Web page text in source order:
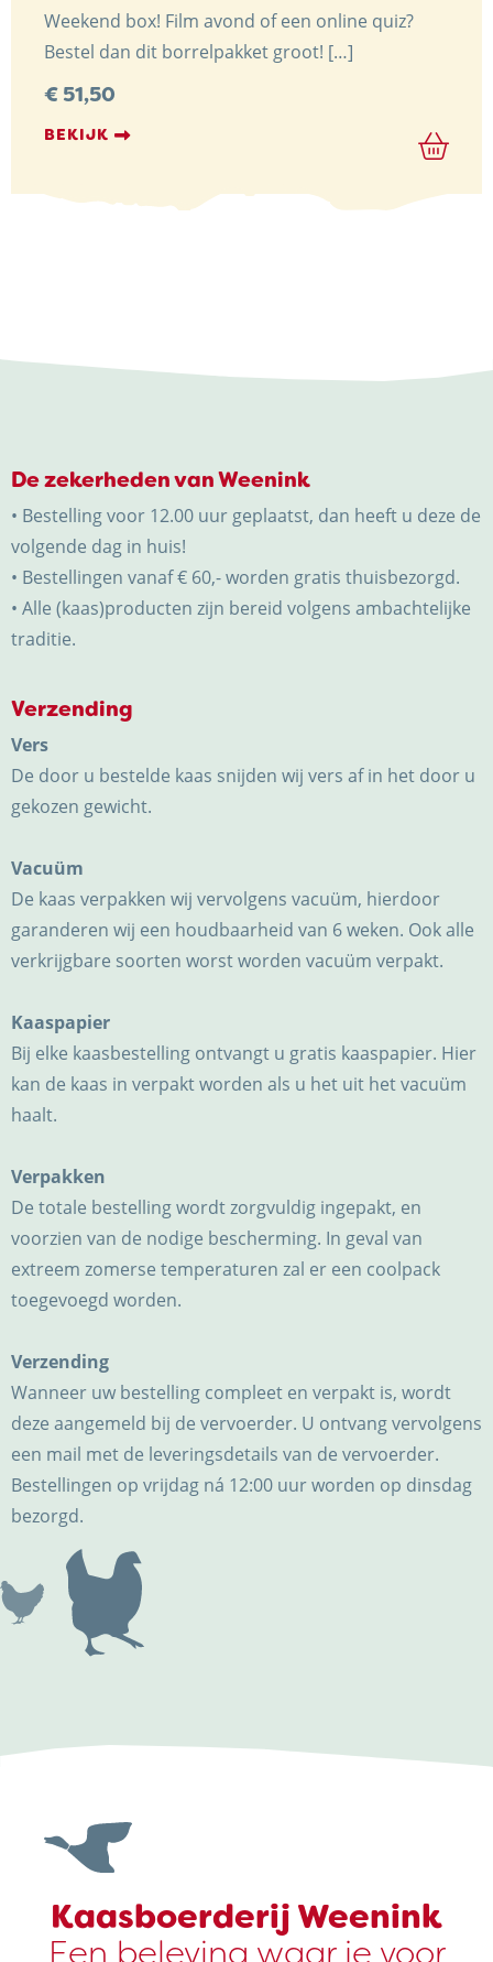
Weekend box! Film avond of een online quiz?
Bestel dan dit borrelpakket groot! […]
€ 51,50
BEKIJK
De zekerheden van Weenink
• Bestelling voor 12.00 uur geplaatst, dan heeft u deze de
volgende dag in huis!
• Bestellingen vanaf € 60,- worden gratis thuisbezorgd.
• Alle (kaas)producten zijn bereid volgens ambachtelijke
traditie.
Verzending
Vers
De door u bestelde kaas snijden wij vers af in het door u
gekozen gewicht.
Vacuüm
De kaas verpakken wij vervolgens vacuüm, hierdoor
garanderen wij een houdbaarheid van 6 weken. Ook alle
verkrijgbare soorten worst worden vacuüm verpakt.
Kaaspapier
Bij elke kaasbestelling ontvangt u gratis kaaspapier. Hier
kan de kaas in verpakt worden als u het uit het vacuüm
haalt.
Verpakken
De totale bestelling wordt zorgvuldig ingepakt, en
voorzien van de nodige bescherming. In geval van
extreem zomerse temperaturen zal er een coolpack
toegevoegd worden.
Verzending
Wanneer uw bestelling compleet en verpakt is, wordt
deze aangemeld bij de vervoerder. U ontvang vervolgens
een mail met de leveringsdetails van de vervoerder.
Bestellingen op vrijdag ná 12:00 uur worden op dinsdag
bezorgd.
Kaasboerderij Weenink
Een beleving waar je voor